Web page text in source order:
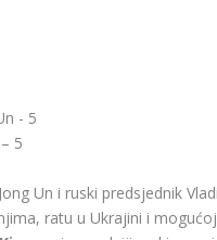
5
Un i ruski predsjednik
ratu u Ukrajini i